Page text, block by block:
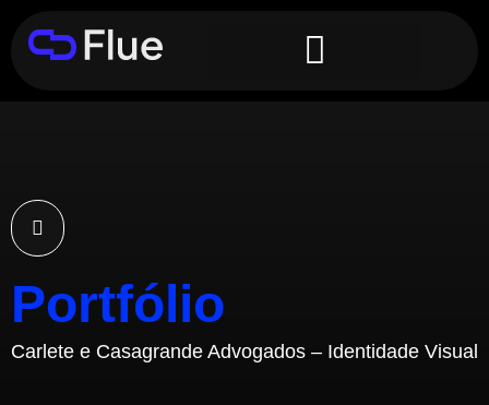
Portfólio
Carlete e Casagrande Advogados – Identidade Visual